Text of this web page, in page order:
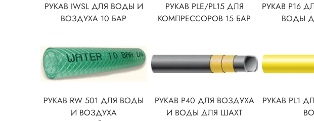
РУКАВ IWSL ДЛЯ ВОДЫ И
ВОЗДУХА 10 БАР
РУКАВ PLE/PL15 ДЛЯ
КОМПРЕССОРОВ 15 БАР
РУКАВ P16
ВОДЫ
РУКАВ RW 501 ДЛЯ ВОДЫ
И ВОЗДУХА
РУКАВ P40 ДЛЯ ВОЗДУХА
И ВОДЫ ДЛЯ ШАХТ
РУКАВ PL1